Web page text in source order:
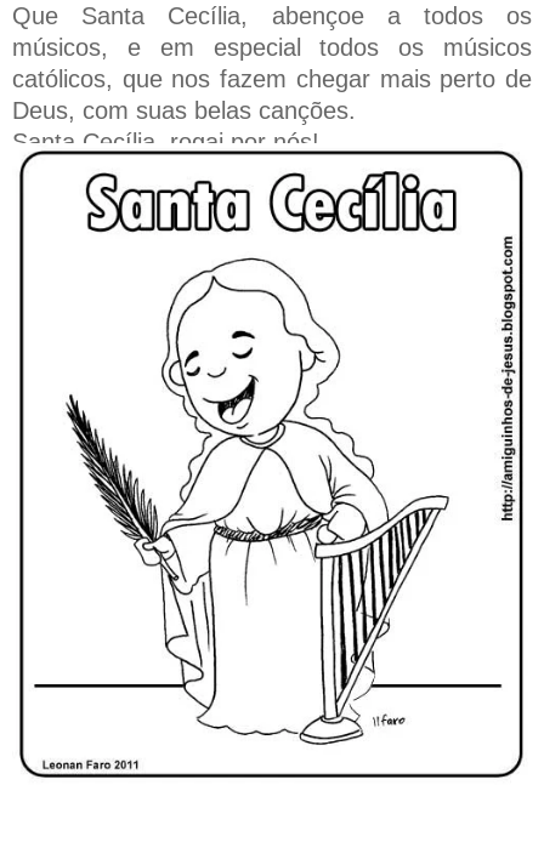
Que Santa Cecília, abençoe a todos os
músicos, e em especial todos os músicos
católicos, que nos fazem chegar mais perto de
Deus, com suas belas canções.
Santa Cecília, rogai por nós!